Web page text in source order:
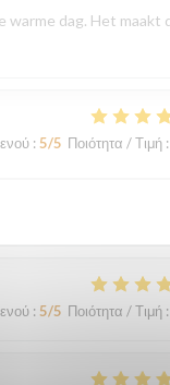
warme dag. Het maakt
: 5/5 Ποιότητα / Τιμή:
: 5/5 Ποιότητα / Τιμή: